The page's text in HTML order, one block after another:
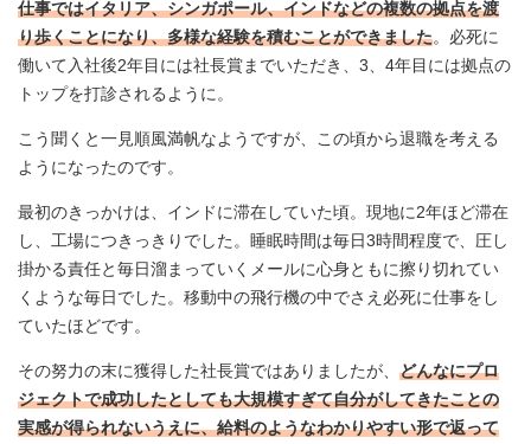
仕事ではイタリア、シンガポール、インドなどの複数の拠点を渡
り歩くことになり、多様な経験を積むことができました。必死に
働いて入社後2年目には社長賞までいただき、3、4年目には拠点の
トップを打診されるように。
こう聞くと一見順風満帆なようですが、この頃から退職を考える
ようになったのです。
最初のきっかけは、インドに滞在していた頃。現地に2年ほど滞在
し、工場につきっきりでした。睡眠時間は毎日3時間程度で、圧し
掛かる責任と毎日溜まっていくメールに心身ともに擦り切れてい
くような毎日でした。移動中の飛行機の中でさえ必死に仕事をし
ていたほどです。
その努力の末に獲得した社長賞ではありましたが、 どんなにプロ
ジェクトで成功したとしても大規模すぎて自分がしてきたことの
実感が得られないうえに、給料のようなわかりやすい形で返って